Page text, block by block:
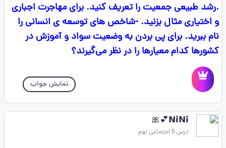
.رشد طبیعی جمعیت را تعریف کنید. برای مهاجرت اجباری
و اختیاری مثال بزنید. -شاخص های توسعه ی انسانی را
نام ببرید. برای پی بردن به وضعیت سواد و آموزش در
کشورها کدام معیارها را در نظر می‌گیرند؟
نمایش جواب
‌𝗡𝗶𝗡𝗶💕🎀
درس 5 اجتماعی نهم